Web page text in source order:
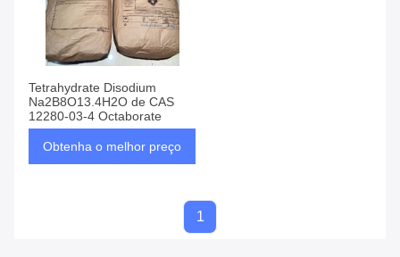
Tetrahydrate Disodium
Na2B8O13.4H2O de CAS
12280-03-4 Octaborate
Obtenha o melhor preço
1